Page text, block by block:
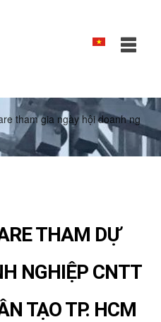
tham gia ngày hội doanh ng
THAM DỰ
NGHIỆP CNTT
TẠO TP. HCM